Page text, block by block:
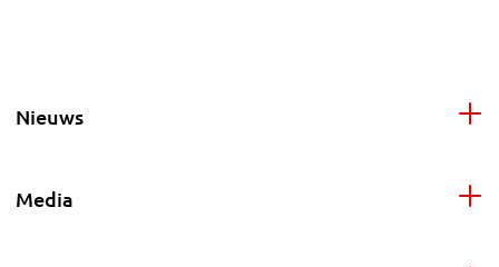
Nieuws
Media